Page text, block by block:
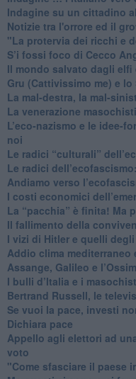
Indagine su un cittadino
Notizie tra l'orrore ed il
"La protervia dei ricchi e
S’i fossi foco di Cecco
​Il mondo salvato dagli elfi
Gru (Cattivissimo me) e
​La mal-destra, la mal-
​La venerazione
​L’eco-nazismo e le idee-
noi
​Le radici “culturali”
Le radici
Andiamo verso
I costi economici
​La “pacchia” è finita! Ma
​Il fallimento della
​I vizi di Hitler e quelli
Addio clima mediterraneo
​Assange, Galileo e
​I bulli d’Italia e i
​Bertrand Russell, le
​Se vuoi la pace, investi
​Dichiara pace
​Appello agli elettori ad
voto
"Come sfasciare il paese